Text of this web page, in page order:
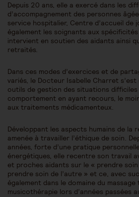
Depuis 20 ans, elle a exercé dans les
d’accompagnement des personnes
service hospitalier, Centre d’accueil de
également les soignants aux
intervient en soutien des aidants ainsi
retraités.
Dans ces modes d’exercices et de
variés, le Docteur Isabelle Charret s’est
outils de gestion des situations
comportement en ayant recours, le
aux traitements médicamenteux.
Développant les aspects humains de la
amenée à travailler l’éthique de soin.
années, forte d’une pratique
énergétiques, elle recentre son travail
et proches aidants sur le « prendre
prendre soin de l’autre » et ce, avec
également dans le domaine du
musicothérapie lors d’années passées